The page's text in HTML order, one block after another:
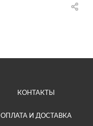
КОНТАКТЫ
ОПЛАТА И ДОСТАВКА